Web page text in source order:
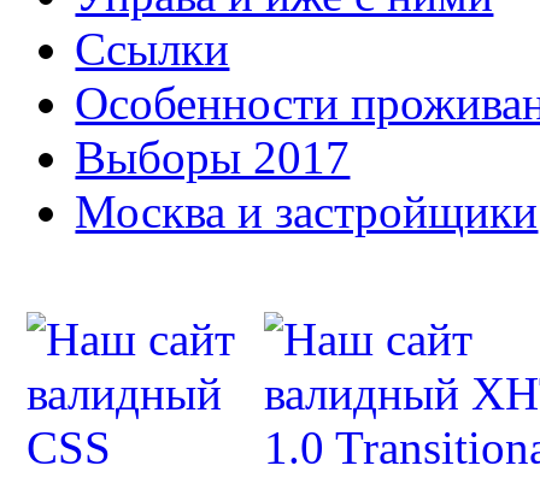
Ссылки
Особенности
Выборы 2017
Москва и застройщики